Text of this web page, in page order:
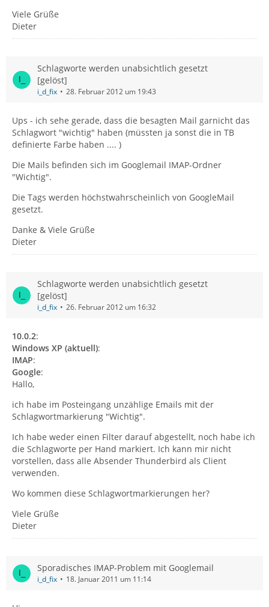
Viele Grüße
Dieter
Schlagworte werden unabsichtlich gesetzt
[gelöst]
i_d_fix 28. Februar 2012 um 19:43
Ups - ich sehe gerade, dass die besagten Mail garnicht das
Schlagwort "wichtig" haben (müssten ja sonst die in TB
definierte Farbe haben .... )
Die Mails befinden sich im Googlemail IMAP-Ordner
"Wichtig".
Die Tags werden höchstwahrscheinlich von GoogleMail
gesetzt.
Danke & Viele Grüße
Dieter
Schlagworte werden unabsichtlich gesetzt
[gelöst]
i_d_fix 26. Februar 2012 um 16:32
10.0.2:
Windows XP (aktuell):
IMAP:
Google:
Hallo,
ich habe im Posteingang unzählige Emails mit der
Schlagwortmarkierung "Wichtig".
Ich habe weder einen Filter darauf abgestellt, noch habe ich
die Schlagworte per Hand markiert. Ich kann mir nicht
vorstellen, dass alle Absender Thunderbird als Client
verwenden.
Wo kommen diese Schlagwortmarkierungen her?
Viele Grüße
Dieter
Sporadisches IMAP-Problem mit Googlemail
i_d_fix 18. Januar 2011 um 11:14